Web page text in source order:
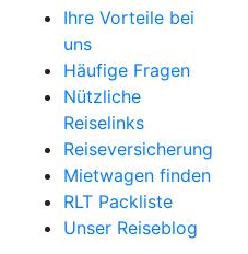
Ihre Vorteile bei
uns
Häufige Fragen
Nützliche
Reiselinks
Reiseversicherung
Mietwagen finden
RLT Packliste
Unser Reiseblog